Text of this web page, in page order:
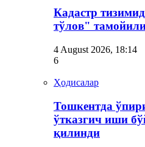
Кадастр
тўлов"
4 August 2026, 18:14
6
Ҳодисалар
Тошкентда
ўтказгич иши
қилинди